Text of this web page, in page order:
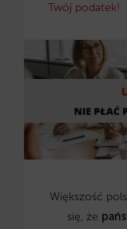
Twój podatek!
Większość
się, że